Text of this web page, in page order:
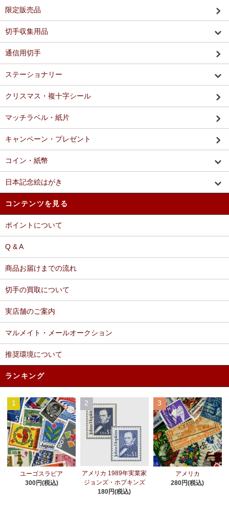
限定販売品
切手収集用品
通信用切手
ステーショナリー
クリスマス・複十字シール
マッチラベル・紙片
キャンペーン・プレゼント
コイン・紙幣
日本記念絵はがき
コンテンツを見る
ポイントについて
Q & A
商品お届けまでの流れ
切手の買取について
実店舗のご案内
マルメイト・メールオークション
推奨環境について
ランキング
1
ユーゴスラビア
300円(税込)
2
アメリカ 1989年実業家
ジョンズ・ホプキンズ
180円(税込)
3
アメリカ
280円(税込)